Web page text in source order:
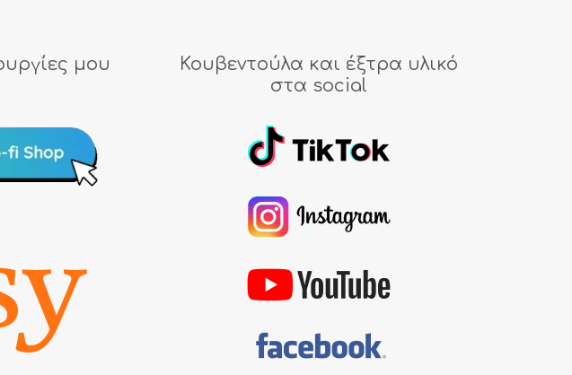
μου
Κουβεντούλα και έξτρα υλικό
στα social